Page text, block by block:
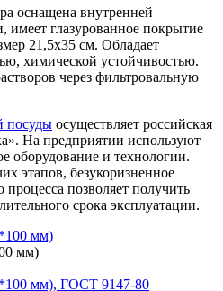
оснащена внутренней
имеет глазурованное покрытие
21,5х35 см. Обладает
химической устойчивостью.
через фильтровальную
посуды осуществляет российская
На предприятии используют
оборудование и технологии.
этапов, безукоризненное
позволяет получить
срока эксплуатации.
мм)